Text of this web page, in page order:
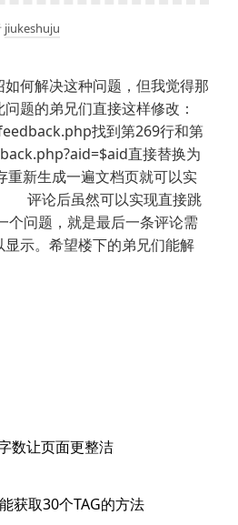
jiukeshuju
何解决这种问题，但我觉得那
题的弟兄们直接这样修改：
找到第269行和第
直接替换为
生成一遍文档页就可以实
后虽然可以实现直接跳
个问题，就是最后一条评论需
示。希望楼下的弟兄们能解
数让页面更整洁
获取30个TAG的方法